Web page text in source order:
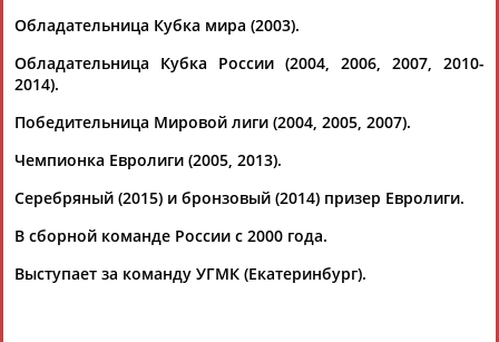
Каримжан
АБДРАХМАНОВ
Аделя
АБДРАХМАНОВА
Андрей
АБДУВАЛИЕВ
Обладательница Кубка мира (2003).
Обладательница Кубка России (2004, 2006, 2007, 2010-
2014).
Победительница Мировой лиги (2004, 2005, 2007).
Чемпионка Евролиги (2005, 2013).
Серебряный (2015) и бронзовый (2014) призер Евролиги.
В сборной команде России с 2000 года.
Выступает за команду УГМК (Екатеринбург).